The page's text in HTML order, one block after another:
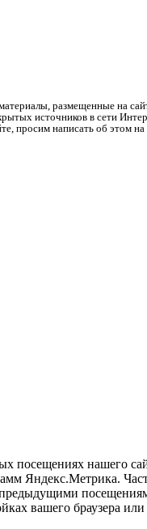
размещенные на
источников в сети
просим написать об этом
нашего
Яндекс.Метрика.
вашего браузера